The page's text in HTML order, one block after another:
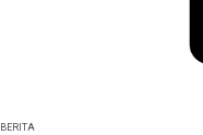
BERITA